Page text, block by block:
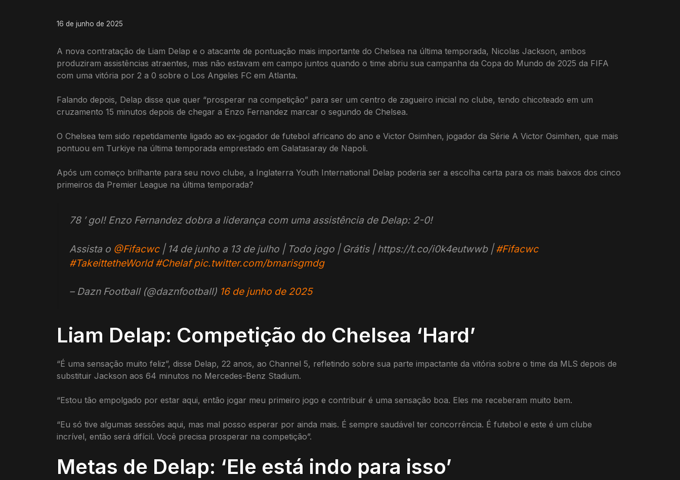
16 de junho de 2025
A nova contratação de Liam Delap e o atacante de pontuação mais importante do Chelsea na última temporada, Nicolas Jackson, ambos
produziram assistências atraentes, mas não estavam em campo juntos quando o time abriu sua campanha da Copa do Mundo de 2025 da FIFA
com uma vitória por 2 a 0 sobre o Los Angeles FC em Atlanta.
Falando depois, Delap disse que quer “prosperar na competição” para ser um centro de zagueiro inicial no clube, tendo chicoteado em um
cruzamento 15 minutos depois de chegar a Enzo Fernandez marcar o segundo de Chelsea.
O Chelsea tem sido repetidamente ligado ao ex-jogador de futebol africano do ano e Victor Osimhen, jogador da Série A Victor Osimhen, que mais
pontuou em Turkiye na última temporada emprestado em Galatasaray de Napoli.
Após um começo brilhante para seu novo clube, a Inglaterra Youth International Delap poderia ser a escolha certa para os mais baixos dos cinco
primeiros da Premier League na última temporada?
78 ′ gol! Enzo Fernandez dobra a liderança com uma assistência de Delap: 2-0!
Assista o @Fifacwc| 14 de junho a 13 de julho | Todo jogo | Grátis | https://t.co/i0k4eutwwb |#Fifacwc
#TakeittetheWorld #Chelaf pic.twitter.com/bmarisgmdg
– Dazn Football (@daznfootball) 16 de junho de 2025
Liam Delap: Competição do Chelsea ‘Hard’
“É uma sensação muito feliz”, disse Delap, 22 anos, ao Channel 5, refletindo sobre sua parte impactante da vitória sobre o time da MLS depois de
substituir Jackson aos 64 minutos no Mercedes-Benz Stadium.
“Estou tão empolgado por estar aqui, então jogar meu primeiro jogo e contribuir é uma sensação boa. Eles me receberam muito bem.
“Eu só tive algumas sessões aqui, mas mal posso esperar por ainda mais. É sempre saudável ter concorrência. É futebol e este é um clube
incrível, então será difícil. Você precisa prosperar na competição”.
Metas de Delap: ‘Ele está indo para isso’